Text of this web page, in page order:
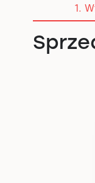
1.